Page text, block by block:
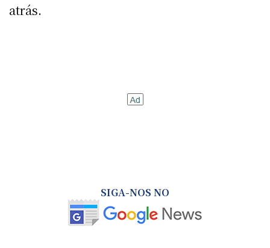
atrás.
SIGA-NOS NO